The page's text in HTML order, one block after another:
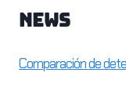
News
Comparación de